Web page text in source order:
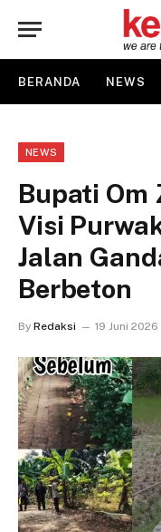
BERANDA NEWS
NEWS
Bupati Om
Visi
Jalan
Berbeton
By Redaksi 19 Juni 2026